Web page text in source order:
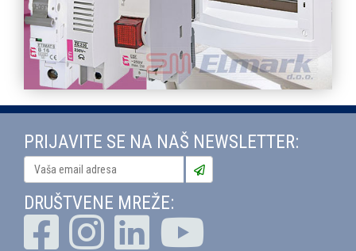
PRIJAVITE SE NA NAŠ NEWSLETTER:
DRUŠTVENE MREŽE: